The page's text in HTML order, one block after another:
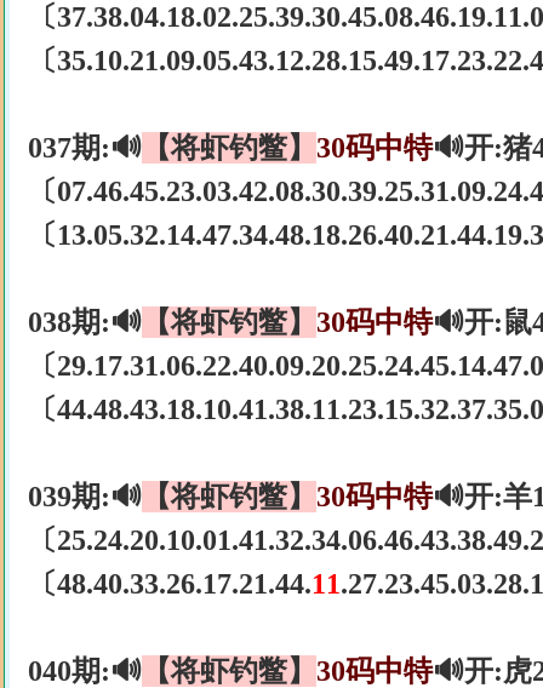
〔
〔
037期:🔊 【将虾钓鳖】 30码中特🔊开:猪
〔
〔
038期:🔊 【将虾钓鳖】 30码中特🔊开:鼠
〔
〔
039期:🔊 【将虾钓鳖】 30码中特🔊开:羊
〔
〔48.40.33.26.17.21.44.11
040期:🔊 【将虾钓鳖】 30码中特🔊开:虎